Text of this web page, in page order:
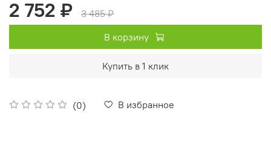
(0) В избранное
2 752 ₽
3 485 ₽
В корзину
Купить в 1 клик